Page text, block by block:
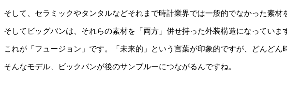
そして、セラミックやタンタルなどそれまで時計業界では一般的でなかった素材
そしてビッグバンは、それらの素材を「両方」併せ持った外装構造になっていま
これが「フュージョン」です。「未来的」という言葉が印象的ですが、どんど
そんなモデル、ビックバンが後のサンブルーにつながるんですね。